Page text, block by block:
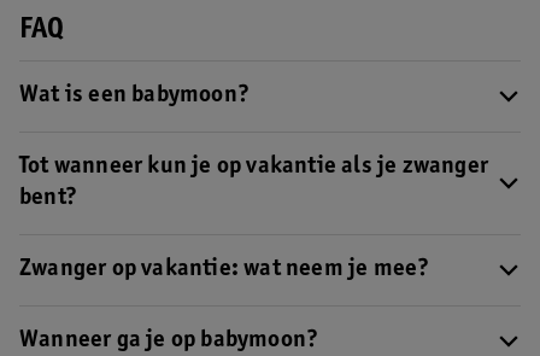
FAQ
Wat is een babymoon?
zwangerschap. Nog even samen weg voordat de baby komt. De
term komt uit Amerika en wordt in Nederland ook steeds meer
Tot wanneer kun je op vakantie als je zwanger
bent?
zwangerschap op vakantie. De laatste loodjes wegen wel het
veel zin meer om weg te gaan. Vanaf
37 weken zwangerschap
Zwanger op vakantie: wat neem je mee?
hetzelfde mee als wat voor andere vakanties op je
Wanneer ga je op babymoon?